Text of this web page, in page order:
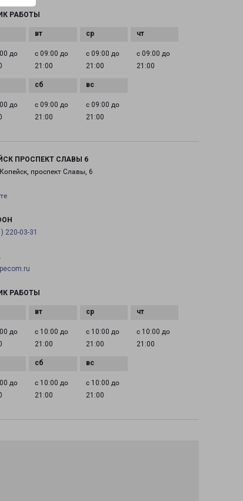
РАБОТЫ
до
с 09:00 до
21:00
с 09:00 до
21:00
с 09:00 до
21:00
до
с 09:00 до
21:00
с 09:00 до
21:00
ПРОСПЕКТ СЛАВЫ 6
проспект Славы, 6
220-03-31
РАБОТЫ
до
с 10:00 до
21:00
с 10:00 до
21:00
с 10:00 до
21:00
до
с 10:00 до
21:00
с 10:00 до
21:00